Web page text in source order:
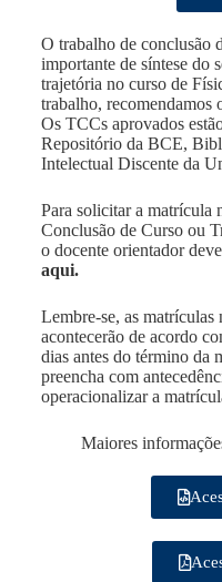
O trabalho de conclusão
importante de síntese do
trajetória no curso de
trabalho, recomendamos
Os TCCs aprovados
Repositório da BCE,
Intelectual Discente da
Para solicitar a matrícula
Conclusão de Curso ou
o docente orientador
aqui.
Lembre-se, as matrículas
acontecerão de acordo
dias antes do término da
preencha com
operacionalizar a
Maiores